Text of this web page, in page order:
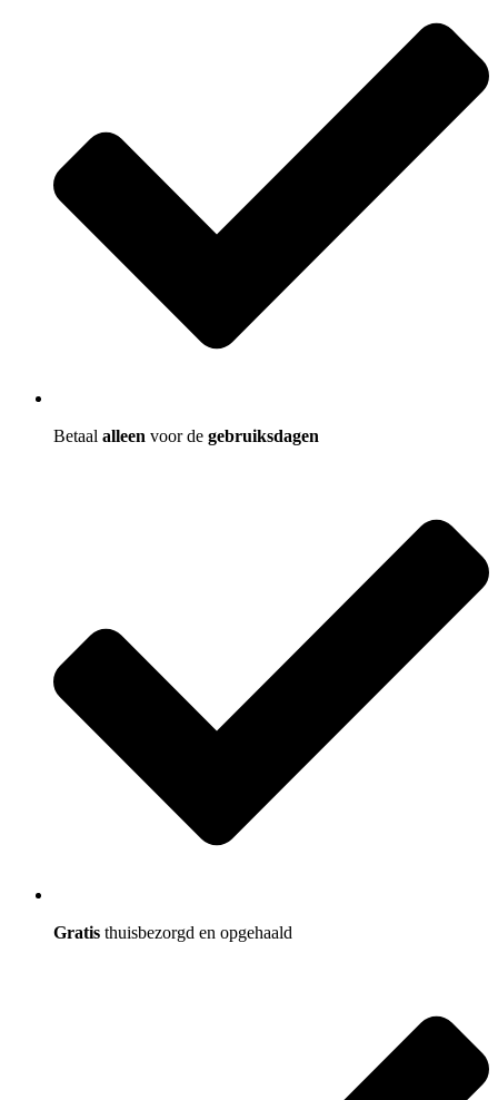
Betaal alleen voor de gebruiksdagen
Gratis thuisbezorgd en opgehaald